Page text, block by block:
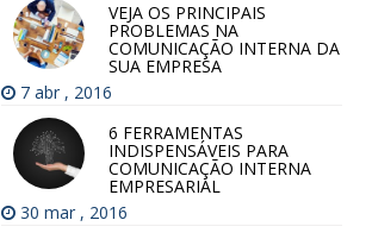
VEJA OS PRINCIPAIS
PROBLEMAS NA
COMUNICAÇÃO INTERNA DA
SUA EMPRESA
7 abr , 2016
6 FERRAMENTAS
INDISPENSÁVEIS PARA
COMUNICAÇÃO INTERNA
EMPRESARIAL
30 mar , 2016